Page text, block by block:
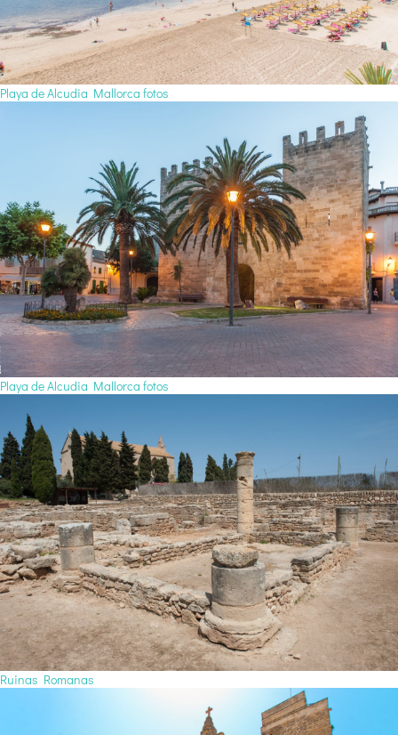
Playa de Alcudia Mallorca fotos
Playa de Alcudia Mallorca fotos
Ruinas Romanas